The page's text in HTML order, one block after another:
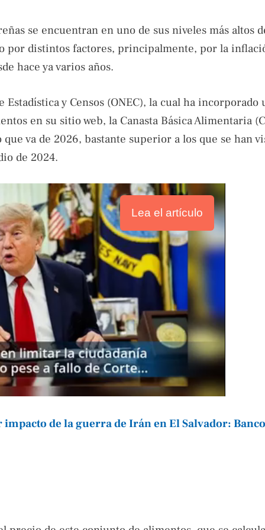
se encuentran en uno de sus niveles más altos
por distintos factores, principalmente, por la
hace ya varios años.
y Censos (ONEC), la cual ha incorporado
en su sitio web, la Canasta Básica Alimentaria
va de 2026, bastante superior a los que se han
de 2024.
Lea el artículo
de la guerra de Irán en El Salvador: